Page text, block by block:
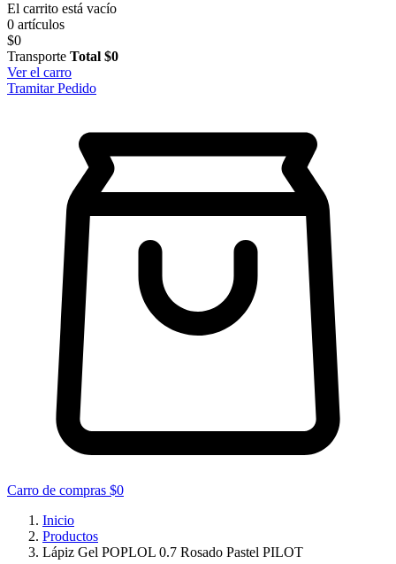
El carrito está vacío
0 artículos
$0
Transporte Total $0
Ver el carro
Tramitar Pedido
Carro de compras $0
Inicio
Productos
Lápiz Gel POPLOL 0.7 Rosado Pastel PILOT